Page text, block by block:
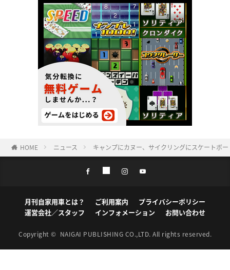
HOME ニュース キャンプにカヌー、サイクリングにスケートボ
月刊自家用車とは？ ご利用案内
プライバシーポリシー
運営会社／スタッフ
インフォメーション お問い合わせ
Copyright © NAIGAI PUBLISHING CO.,LTD. All rights reserved.